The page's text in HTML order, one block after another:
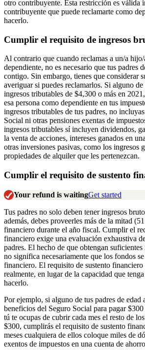
otro contribuyente. Esta restricción es válida
contribuyente que puede reclamarte como
hacerlo.
Cumplir el requisito de ingresos
Al contrario que cuando reclamas a un/a
dependiente, no es necesario que tus padres
contigo. Sin embargo, tienes que considerar
averiguar si puedes reclamarlos. Si alguno
ingresos tributables de $4,300 o más en
esa persona como dependiente en tus
ingresos tributables de tus padres, no
Social ni otras pensiones exentas de
ingresos tributables sí incluyen dividendos,
la venta de acciones, intereses ganados en
otras inversiones pasivas, como los ingresos
propiedades de alquiler que les pertenezcan.
Cumplir el requisito de sustento
Your refund is waitingGet started
Tus padres no solo deben tener ingresos
además, debes proveerles más de la mitad
financiero durante el año fiscal. Cumplir el
financiero exige una evaluación exhaustiva
padres. El hecho de que obtengan
no significa necesariamente que los fondos
financiero. El requisito de sustento financiero
realmente, en lugar de la capacidad que
hacerlo.
Por ejemplo, si alguno de tus padres de edad
beneficios del Seguro Social para pagar
tú te ocupas de cubrir cada mes el resto de
$300, cumplirás el requisito de sustento
meses cualquiera de ellos coloque miles de
exentos de impuestos en una cuenta de